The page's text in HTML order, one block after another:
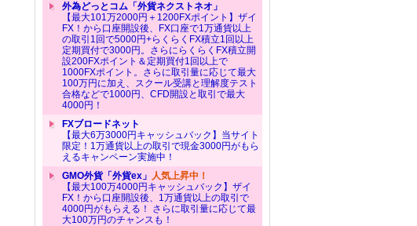
外為どっとコム「外貨ネクストネオ」
【最大101万2000円＋1200FXポイント】ザイ
FX！から口座開設後、FX口座で1万通貨以上
の取引1回で5000円+らくらくFX積立1回以上
定期買付で3000円。さらにらくらくFX積立開
設200FXポイント＆定期買付1回以上で
1000FXポイント。さらに取引量に応じて最大
100万円に加え、スクール受講と理解度テスト
合格などで1000円、CFD開設と取引で最大
4000円！
FXブロードネット
【最大6万3000円キャッシュバック】当サイト
限定！1万通貨以上の取引で現金3000円がもら
えるキャンペーン実施中！
GMO外貨「外貨ex」 人気上昇中！
【最大100万4000円キャッシュバック】ザイ
FX！から口座開設後、1万通貨以上の取引で
4000円がもらえる！ さらに取引量に応じて最
大100万円のチャンスも！